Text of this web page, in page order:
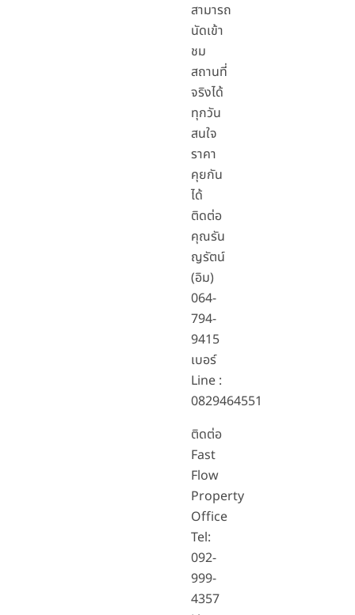
สามารถ
นัดเข้า
ชม
สถานที่
จริงได้
ทุกวัน
สนใจ
ราคา
คุยกัน
ได้
ติดต่อ
คุณรัน
ญรัตน์
(อิม)
064-
794-
9415
เบอร์
Line :
0829464551
ติดต่อ
Fast
Flow
Property
Office
Tel:
092-
999-
4357